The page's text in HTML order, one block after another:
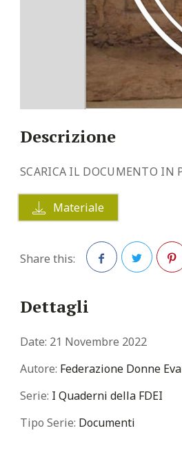
Descrizione
SCARICA IL DOCUMENTO IN
Materiale
Share this:
Dettagli
Date: 21 Novembre 2022
Autore: Federazione Donne
Serie: I Quaderni della FDEI
Tipo Serie: Documenti